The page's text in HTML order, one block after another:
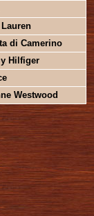
di Camerino
Hilfiger
Westwood